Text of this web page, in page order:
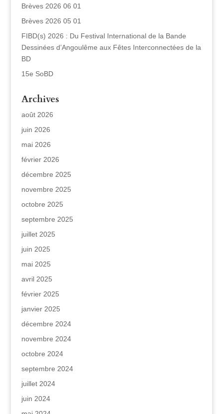
Brèves 2026 06 01
Brèves 2026 05 01
FIBD(s) 2026 : Du Festival International de la Bande
Dessinées d’Angoulême aux Fêtes Interconnectées de la
BD
15e SoBD
Archives
août 2026
juin 2026
mai 2026
février 2026
décembre 2025
novembre 2025
octobre 2025
septembre 2025
juillet 2025
juin 2025
mai 2025
avril 2025
février 2025
janvier 2025
décembre 2024
novembre 2024
octobre 2024
septembre 2024
juillet 2024
juin 2024